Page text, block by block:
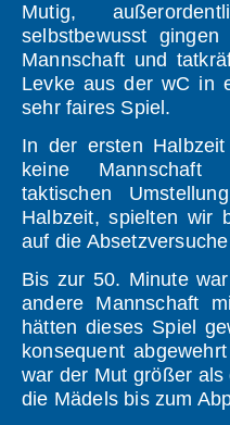
Mutig,
selbstbewusst
Mannschaft und
Levke aus der wC in
sehr faires Spiel.
In der ersten
keine Mannschaft
taktischen
Halbzeit, spielten wir
auf die
Bis zur 50. Minute
andere Mannschaft
hätten dieses Spiel
konsequent
war der Mut größer
die Mädels bis zum